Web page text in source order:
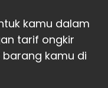
kamu dalam
tarif ongkir
kamu di